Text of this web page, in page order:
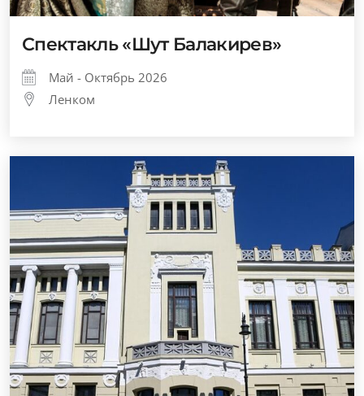
Спектакль «Шут Балакирев»
Май - Октябрь 2026
Ленком